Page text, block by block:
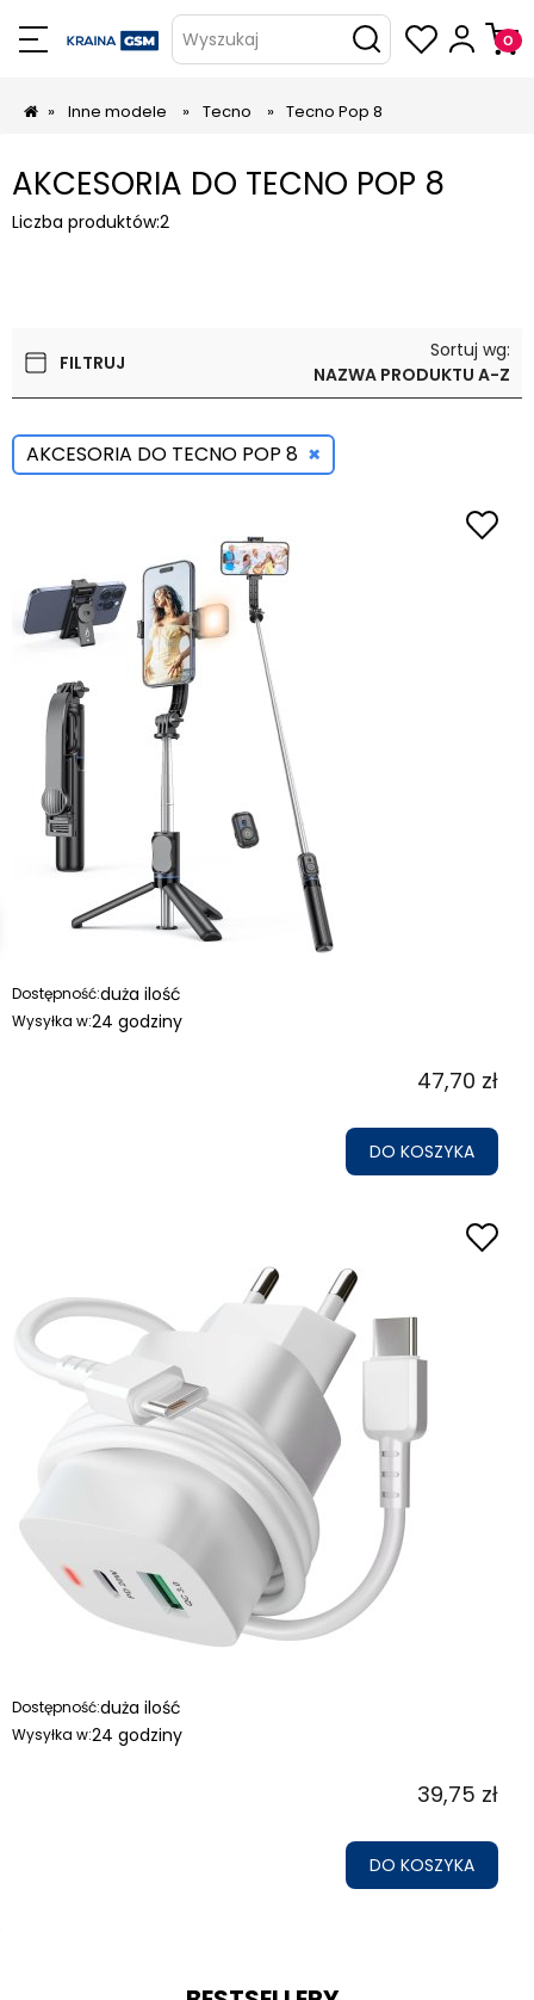
Wyszukaj
» Inne modele » Tecno » Tecno Pop 8
AKCESORIA DO TECNO POP 8
Liczba produktów:2
FILTRUJ
Sortuj wg:
NAZWA PRODUKTU A-Z
AKCESORIA DO TECNO POP 8 ×
Dostępność:duża ilość
Wysyłka w:24 godziny
47,70 zł
DO KOSZYKA
Dostępność:duża ilość
Wysyłka w:24 godziny
39,75 zł
DO KOSZYKA